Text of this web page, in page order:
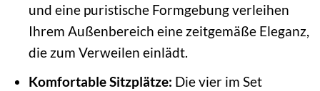
und eine puristische Formgebung verleihen
Ihrem Außenbereich eine zeitgemäße Eleganz,
die zum Verweilen einlädt.
Komfortable Sitzplätze: Die vier im Set